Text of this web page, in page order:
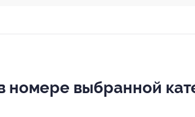
выбранной